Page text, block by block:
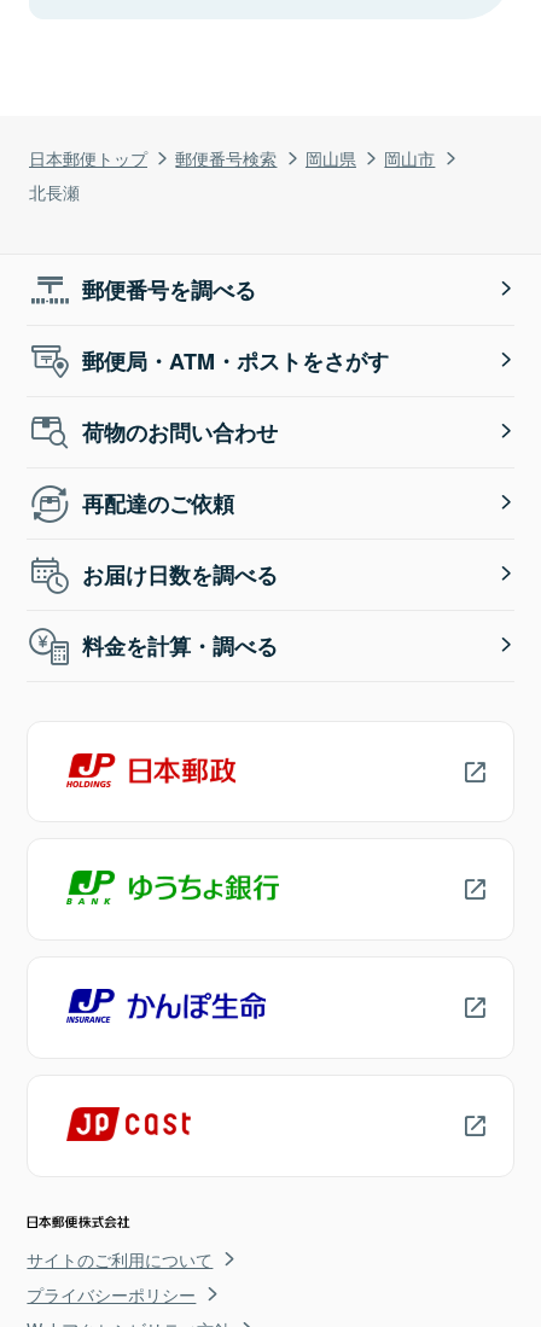
日本郵便トップ 郵便番号検索 岡山県
岡山市
北長瀬
郵便番号を調べる
郵便局・ATM・ポストをさがす
荷物のお問い合わせ
再配達のご依頼
お届け日数を調べる
料金を計算・調べる
サイトのご利用について
プライバシーポリシー